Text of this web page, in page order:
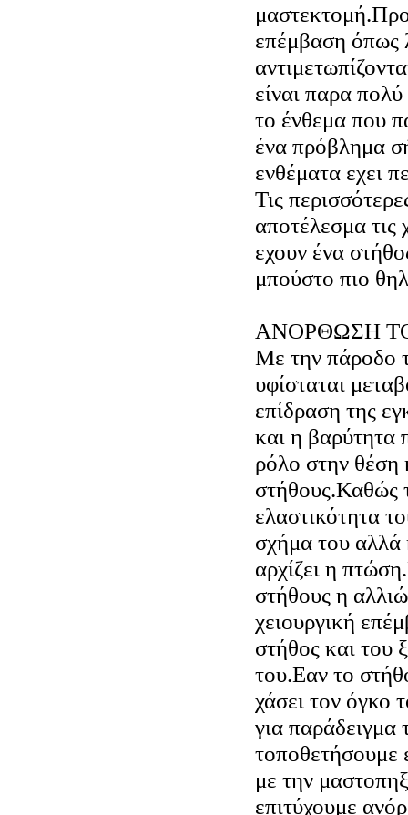
επέμβαση όπως
είναι παρα
το ένθεμα που
ένα πρόβλημα
ενθέματα εχει
Τις
αποτέλεσμα τις
εχουν ένα
μπούστο πιο
ΑΝΟΡΘΩΣΗ
Με την πάροδο
υφίσταται
επίδραση της
και η βαρύτητα
ρόλο στην θέση
στήθους.Καθώς
ελαστικότητα
σχήμα του αλλά
αρχίζει η
στήθους η
χειουργική
στήθος και του
του.Εαν το
χάσει τον όγκο
για παράδειγμα
τοποθετήσουμε
με την
επιτύχουμε